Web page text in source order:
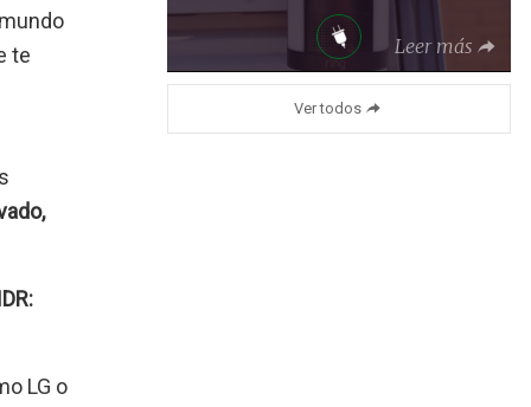
te
LG o
Leer más
Ver todos